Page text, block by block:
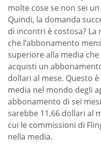
molte cose se non sei
Quindi, la domanda
di incontri è costosa? La
che l’abbonamento
superiore alla media
acquisti un
dollari al mese. Questo
media nel mondo degli
abbonamento di sei
sarebbe 11,66 dollari al
cui le commissioni di
nella media.